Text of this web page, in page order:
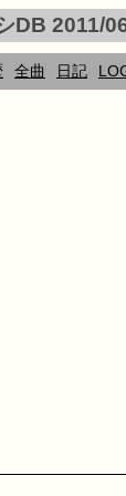
DB 2011/
全曲 日記